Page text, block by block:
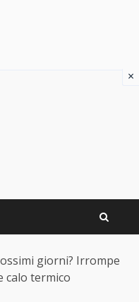
giorni? Irrompe
calo termico
×